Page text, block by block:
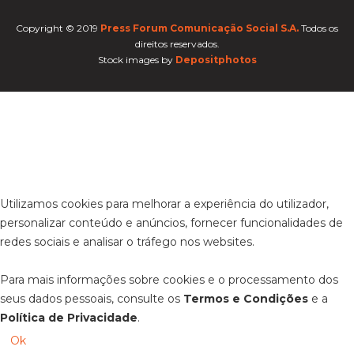
Copyright © 2019 Press Forum Comunicação Social S.A. Todos os
direitos reservados.
Stock images by Depositphotos
Utilizamos cookies para melhorar a experiência do utilizador,
personalizar conteúdo e anúncios, fornecer funcionalidades de
redes sociais e analisar o tráfego nos websites.
Para mais informações sobre cookies e o processamento dos
seus dados pessoais, consulte os Termos e Condições e a
Política de Privacidade.
Ok